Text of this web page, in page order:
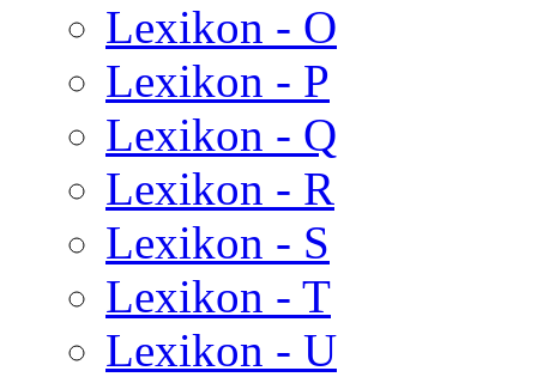
Lexikon - O
Lexikon - P
Lexikon - Q
Lexikon - R
Lexikon - S
Lexikon - T
Lexikon - U